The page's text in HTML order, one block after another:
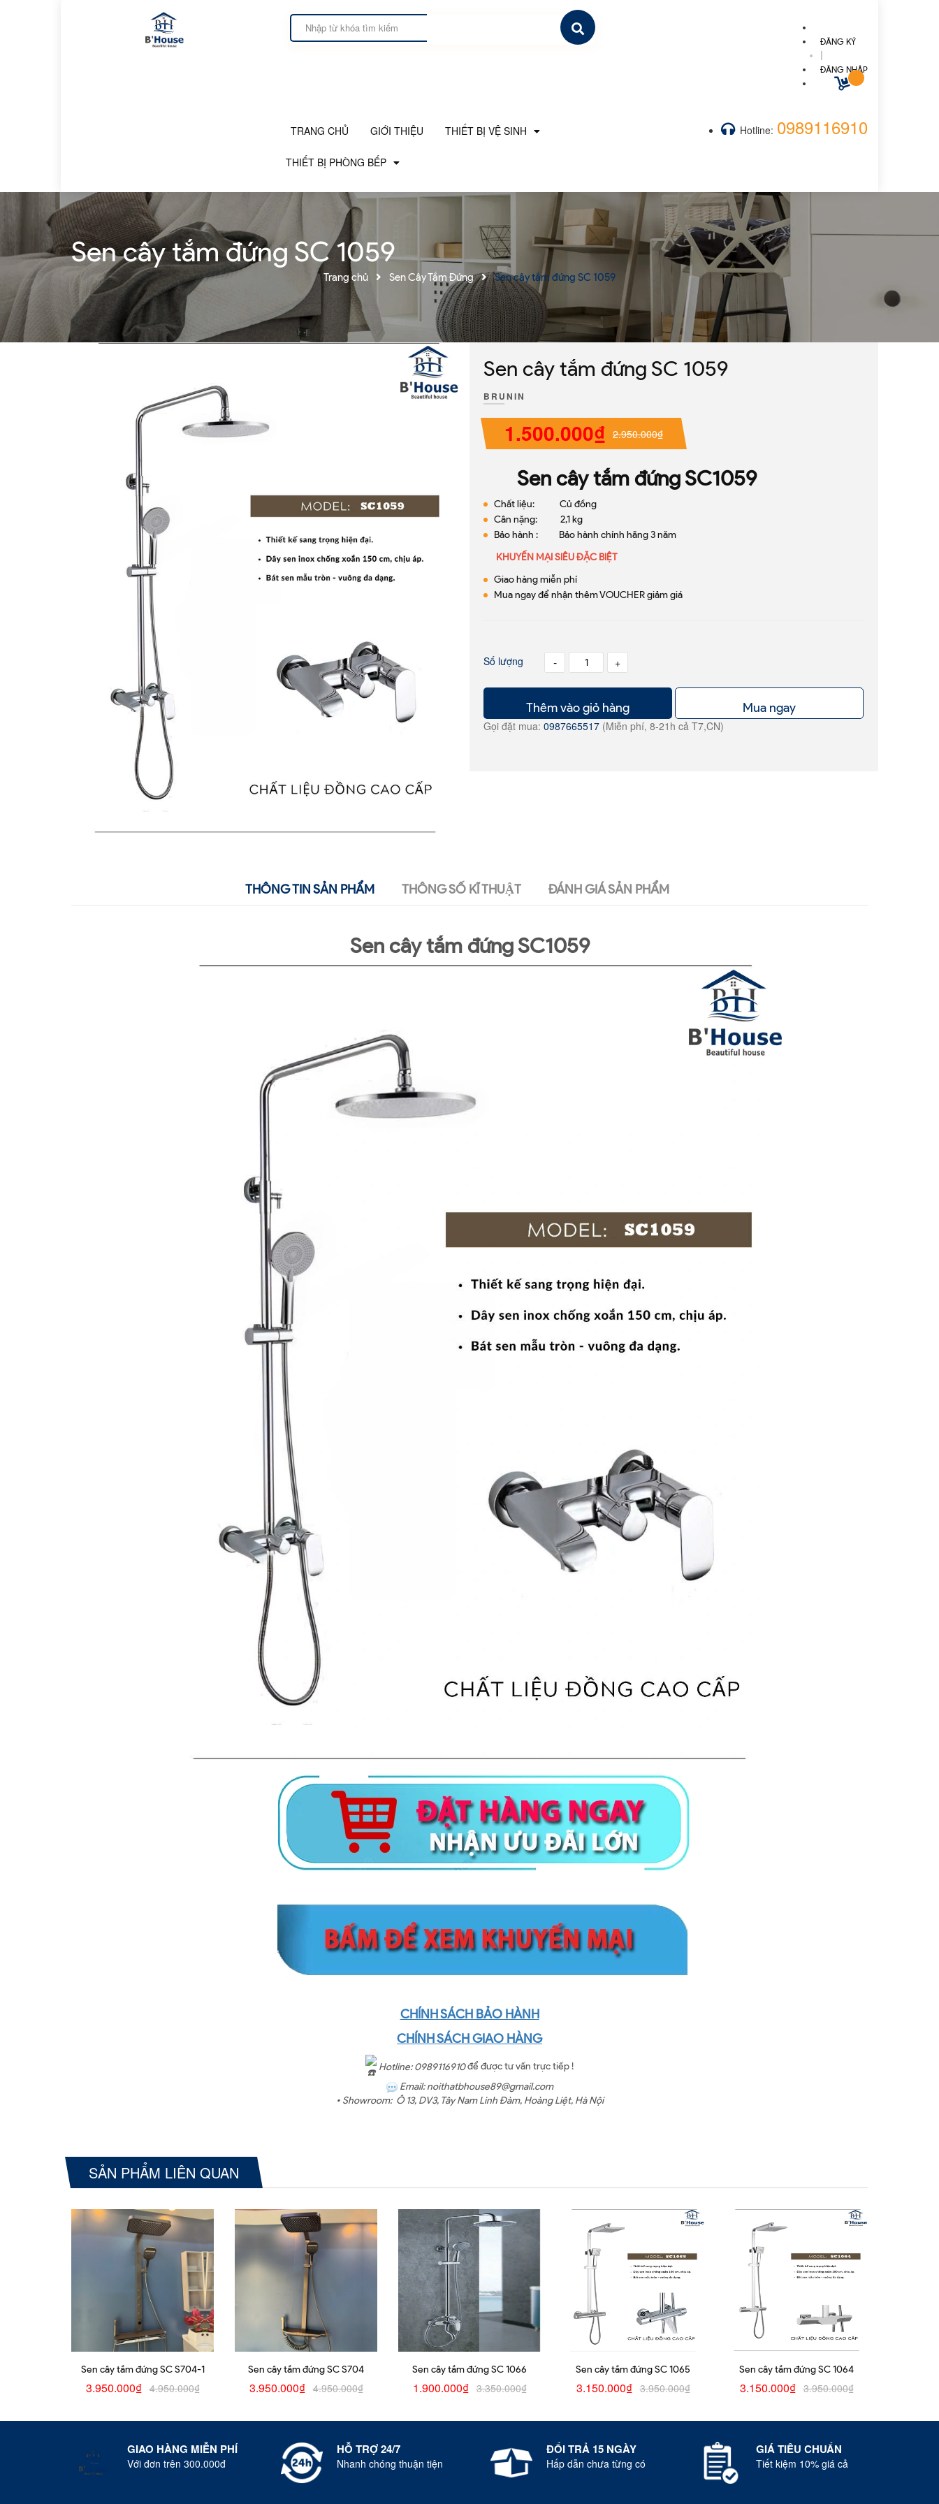
ĐĂNG KÝ
ĐĂNG NHẬP
TRANG CHỦ GIỚI THIỆU THIẾT BỊ VỆ SINH
THIẾT BỊ PHÒNG BẾP
Hotline: 0989116910
Sen cây tắm đứng SC 1059
Trang chủ Sen Cây Tắm Đứng Sen cây tắm đứng SC 1059
Sen cây tắm đứng SC 1059
BRUNIN
1.500.000₫ 2.950.000₫
Sen cây tắm đứng SC1059
Chất liệu: Củ đồng
Cân nặng: 2,1 kg
Bảo hành : Bảo hành chính hãng 3 năm
KHUYẾN MẠI SIÊU ĐẶC BIỆT
Giao hàng miễn phí
Mua ngay để nhận thêm VOUCHER giảm giá
Số lượng - +
Thêm vào giỏ hàng Mua ngay
Gọi đặt mua: 0987665517 (Miễn phí, 8-21h cả T7,CN)
THÔNG TIN SẢN PHẨM THÔNG SỐ KĨ THUẬT ĐÁNH GIÁ SẢN PHẨM
Sen cây tắm đứng SC1059
CHÍNH SÁCH BẢO HÀNH
CHÍNH SÁCH GIAO HÀNG
Hotline: 0989116910để được tư vấn trực tiếp !
Email: noithatbhouse89@gmail.com
• Showroom: Ô 13, DV3, Tây Nam Linh Đàm, Hoàng Liệt, Hà Nội
SẢN PHẨM LIÊN QUAN
Sen cây tắm đứng SC S704-1
3.950.000₫ 4.950.000₫
Sen cây tắm đứng SC S704
3.950.000₫ 4.950.000₫
Sen cây tắm đứng SC 1066
1.900.000₫ 3.350.000₫
Sen cây tắm đứng SC 1065
3.150.000₫ 3.950.000₫
Sen cây tắm đứng SC 1064
3.150.000₫ 3.950.000₫
GIAO HÀNG MIỄN PHÍ
Với đơn trên 300.000đ
HỖ TRỢ 24/7
Nhanh chóng thuận tiện
ĐỔI TRẢ 15 NGÀY
Hấp dẫn chưa từng có
GIÁ TIÊU CHUẨN
Tiết kiệm 10% giá cả